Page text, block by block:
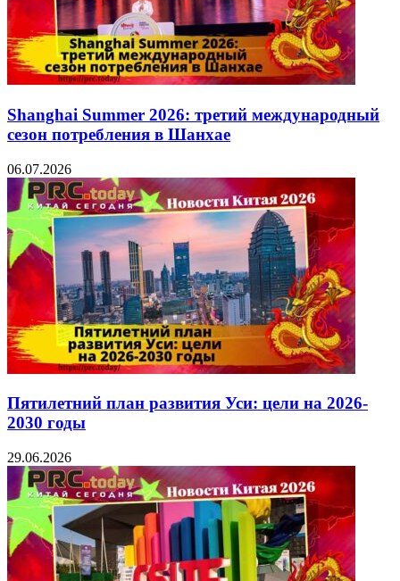
Shanghai Summer 2026: третий международный
сезон потребления в Шанхае
06.07.2026
Пятилетний план развития Уси: цели на 2026-
2030 годы
29.06.2026